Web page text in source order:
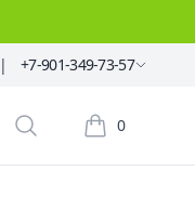
| +7-901-349-73-57
Поиск растений
0
Корзина